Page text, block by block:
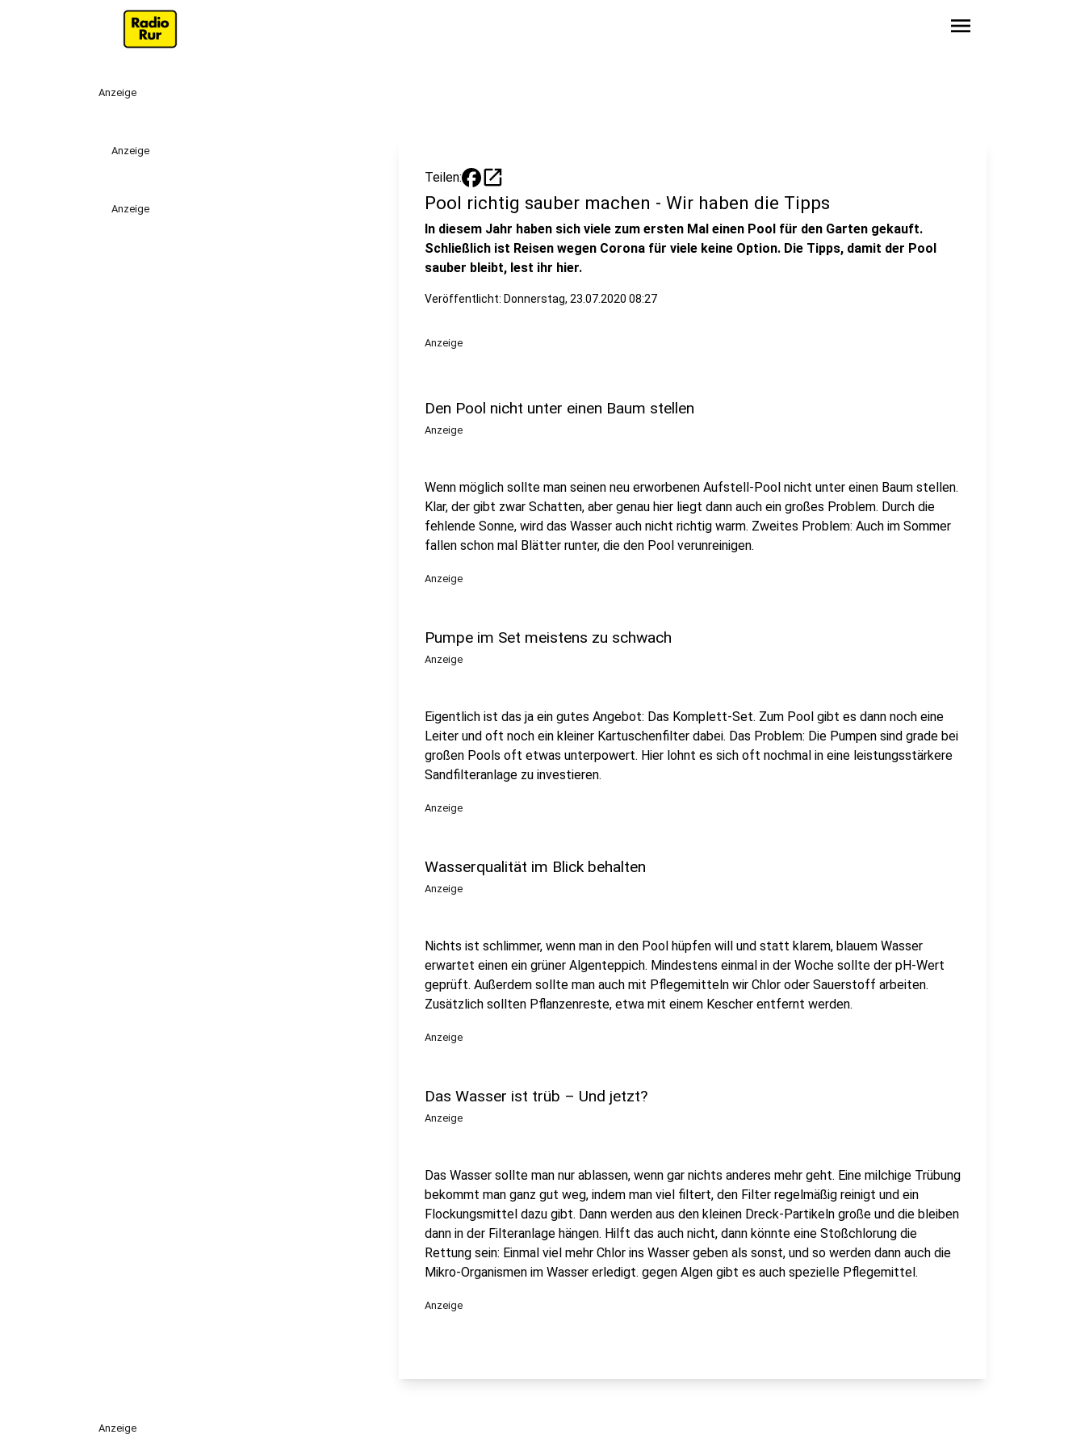
menu
Anzeige
Anzeige
Anzeige
Teilen: open_in_new
Pool richtig sauber machen - Wir haben die Tipps
In diesem Jahr haben sich viele zum ersten Mal einen Pool für den Garten gekauft.
Schließlich ist Reisen wegen Corona für viele keine Option. Die Tipps, damit der Pool
sauber bleibt, lest ihr hier.
Veröffentlicht: Donnerstag, 23.07.2020 08:27
Anzeige
Den Pool nicht unter einen Baum stellen
Anzeige
Wenn möglich sollte man seinen neu erworbenen Aufstell-Pool nicht unter einen Baum stellen.
Klar, der gibt zwar Schatten, aber genau hier liegt dann auch ein großes Problem. Durch die
fehlende Sonne, wird das Wasser auch nicht richtig warm. Zweites Problem: Auch im Sommer
fallen schon mal Blätter runter, die den Pool verunreinigen.
Anzeige
Pumpe im Set meistens zu schwach
Anzeige
Eigentlich ist das ja ein gutes Angebot: Das Komplett-Set. Zum Pool gibt es dann noch eine
Leiter und oft noch ein kleiner Kartuschenfilter dabei. Das Problem: Die Pumpen sind grade bei
großen Pools oft etwas unterpowert. Hier lohnt es sich oft nochmal in eine leistungsstärkere
Sandfilteranlage zu investieren.
Anzeige
Wasserqualität im Blick behalten
Anzeige
Nichts ist schlimmer, wenn man in den Pool hüpfen will und statt klarem, blauem Wasser
erwartet einen ein grüner Algenteppich. Mindestens einmal in der Woche sollte der pH-Wert
geprüft. Außerdem sollte man auch mit Pflegemitteln wir Chlor oder Sauerstoff arbeiten.
Zusätzlich sollten Pflanzenreste, etwa mit einem Kescher entfernt werden.
Anzeige
Das Wasser ist trüb – Und jetzt?
Anzeige
Das Wasser sollte man nur ablassen, wenn gar nichts anderes mehr geht. Eine milchige Trübung
bekommt man ganz gut weg, indem man viel filtert, den Filter regelmäßig reinigt und ein
Flockungsmittel dazu gibt. Dann werden aus den kleinen Dreck-Partikeln große und die bleiben
dann in der Filteranlage hängen. Hilft das auch nicht, dann könnte eine Stoßchlorung die
Rettung sein: Einmal viel mehr Chlor ins Wasser geben als sonst, und so werden dann auch die
Mikro-Organismen im Wasser erledigt. gegen Algen gibt es auch spezielle Pflegemittel.
Anzeige
Anzeige